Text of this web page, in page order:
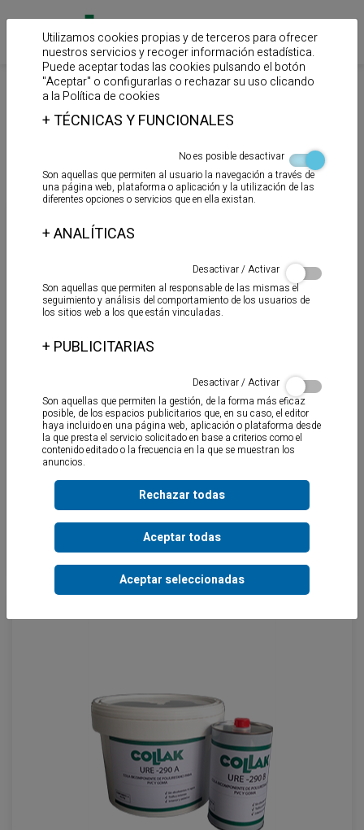
> Productos > Adhesivos para pavimentos
Adhesivos para suelos
deportivos
PU – SPORT
Utilizamos cookies propias y de terceros para ofrecer
nuestros servicios y recoger información estadística.
Puede aceptar todas las cookies pulsando el botón
"Aceptar" o configurarlas o rechazar su uso clicando
a la Política de cookies
+TÉCNICAS Y FUNCIONALES
No es posible desactivar
Son aquellas que permiten al usuario la navegación a través de
una página web, plataforma o aplicación y la utilización de las
diferentes opciones o servicios que en ella existan.
+ANALÍTICAS
Desactivar / Activar
Son aquellas que permiten al responsable de las mismas el
seguimiento y análisis del comportamiento de los usuarios de
los sitios web a los que están vinculadas.
+ PUBLICITARIAS
Desactivar / Activar
Son aquellas que permiten la gestión, de la forma más eficaz
posible, de los espacios publicitarios que, en su caso, el editor
haya incluido en una página web, aplicación o plataforma desde
la que presta el servicio solicitado en base a criterios como el
contenido editado o la frecuencia en la que se muestran los
anuncios.
Rechazar todas
Aceptar todas
Aceptar seleccionadas